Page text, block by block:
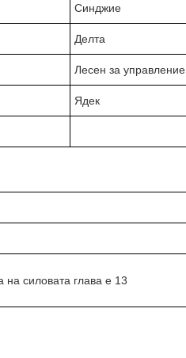
Синджие
Делта
Лесен за управление
Ядек
силовата глава е 13